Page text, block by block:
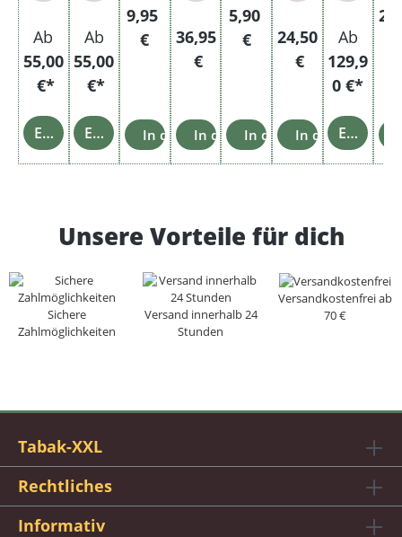
Ab
55,00
€*
Einzelheiten
Ab
55,00
€*
Einzelheiten
Regulärer Preis:
9,95
€
In den Warenkorb
Regulärer Preis:
36,95
€
In den Warenkorb
Regulärer Preis:
5,90
€
In den Warenkorb
Regulärer Preis:
24,50
€
In den
Ab
129,9
0 €*
Einzelheiten
Unsere Vorteile für dich
Sichere
Zahlmöglichkeiten
Versand innerhalb 24
Stunden
Versandkostenfrei ab
70 €
Tabak-XXL
Rechtliches
Informativ